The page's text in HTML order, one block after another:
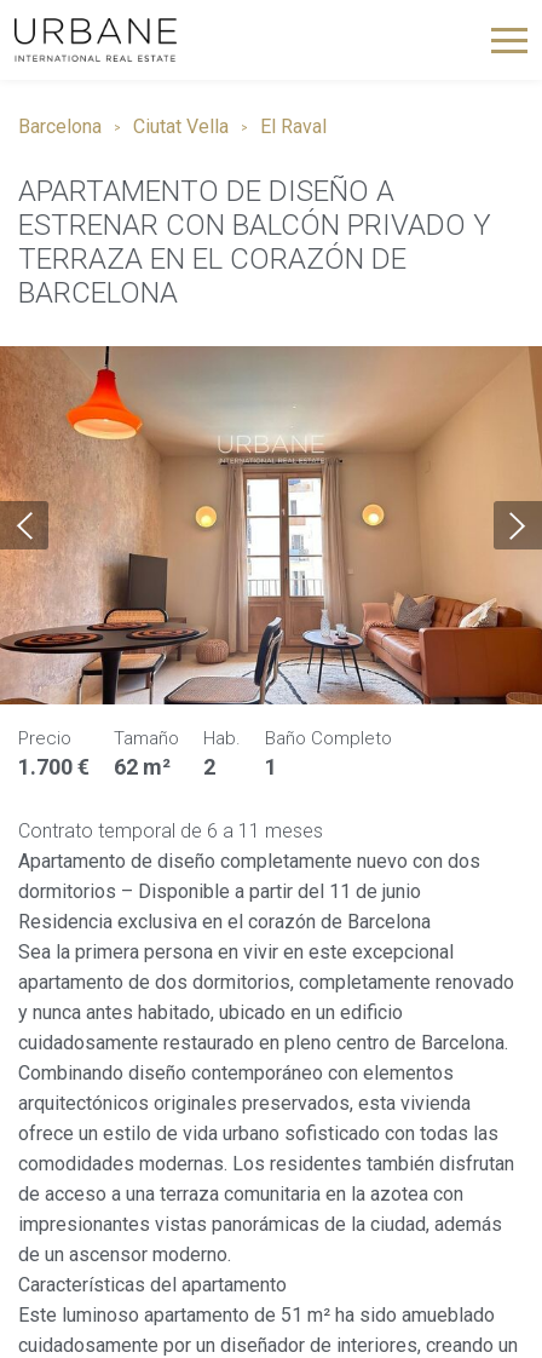
Barcelona Ciutat Vella El Raval
APARTAMENTO DE DISEÑO A
ESTRENAR CON BALCÓN PRIVADO Y
TERRAZA EN EL CORAZÓN DE
BARCELONA
Precio
1.700 €
Tamaño
62 m²
Hab.
2
Baño Completo
1
Contrato temporal de 6 a 11 meses
Apartamento de diseño completamente nuevo con dos
dormitorios – Disponible a partir del 11 de junio
Residencia exclusiva en el corazón de Barcelona
Sea la primera persona en vivir en este excepcional
apartamento de dos dormitorios, completamente renovado
y nunca antes habitado, ubicado en un edificio
cuidadosamente restaurado en pleno centro de Barcelona.
Combinando diseño contemporáneo con elementos
arquitectónicos originales preservados, esta vivienda
ofrece un estilo de vida urbano sofisticado con todas las
comodidades modernas. Los residentes también disfrutan
de acceso a una terraza comunitaria en la azotea con
impresionantes vistas panorámicas de la ciudad, además
de un ascensor moderno.
Características del apartamento
Este luminoso apartamento de 51 m² ha sido amueblado
cuidadosamente por un diseñador de interiores, creando un